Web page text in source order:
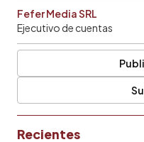
Fefer Media SRL
Ejecutivo de cuentas
Recientes